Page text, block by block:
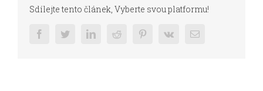
Sdílejte tento článek, Vyberte svou platformu!
FacebookTwitterLinkedInReddit PinterestVk Email